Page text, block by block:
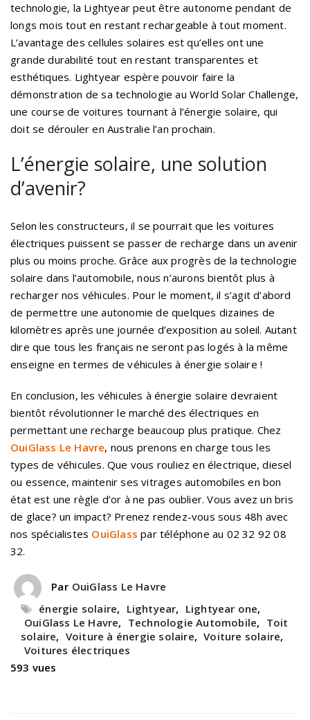
technologie, la Lightyear peut être autonome pendant de
longs mois tout en restant rechargeable à tout moment.
L’avantage des cellules solaires est qu’elles ont une
grande durabilité tout en restant transparentes et
esthétiques. Lightyear espère pouvoir faire la
démonstration de sa technologie au World Solar Challenge,
une course de voitures tournant à l’énergie solaire, qui
doit se dérouler en Australie l’an prochain.
L’énergie solaire, une solution
d’avenir?
Selon les constructeurs, il se pourrait que les voitures
électriques puissent se passer de recharge dans un avenir
plus ou moins proche. Grâce aux progrès de la technologie
solaire dans l’automobile, nous n’aurons bientôt plus à
recharger nos véhicules. Pour le moment, il s’agit d’abord
de permettre une autonomie de quelques dizaines de
kilomètres après une journée d’exposition au soleil. Autant
dire que tous les français ne seront pas logés à la même
enseigne en termes de véhicules à énergie solaire !
En conclusion, les véhicules à énergie solaire devraient
bientôt révolutionner le marché des électriques en
permettant une recharge beaucoup plus pratique. Chez
OuiGlass Le Havre, nous prenons en charge tous les
types de véhicules. Que vous rouliez en électrique, diesel
ou essence, maintenir ses vitrages automobiles en bon
état est une règle d’or à ne pas oublier. Vous avez un bris
de glace? un impact? Prenez rendez-vous sous 48h avec
nos spécialistes OuiGlass par téléphone au 02 32 92 08
32.
Par OuiGlass Le Havre
énergie solaire, Lightyear, Lightyear one,
OuiGlass Le Havre, Technologie Automobile, Toit
solaire, Voiture à énergie solaire, Voiture solaire,
Voitures électriques
593 vues